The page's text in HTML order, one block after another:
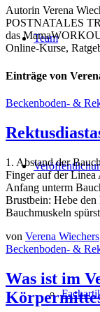
Team
Autorin Verena
POSTNATALES
das
Online-Kurse,
Einträge von
Beckenboden- &
1. Abstand der
Finger auf der Linea
Anfang unterm
Brustbein: Hebe
Bauchmuskeln
von Verena Wiechers
Beckenboden- &
Was ist im